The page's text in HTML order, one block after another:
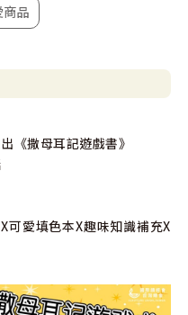
商品
《撒母耳記遊戲書》
可愛填色本X趣味知識補充X